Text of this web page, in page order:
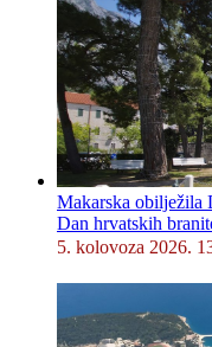
Makarska obilježila
Dan hrvatskih
5. kolovoza 2026.